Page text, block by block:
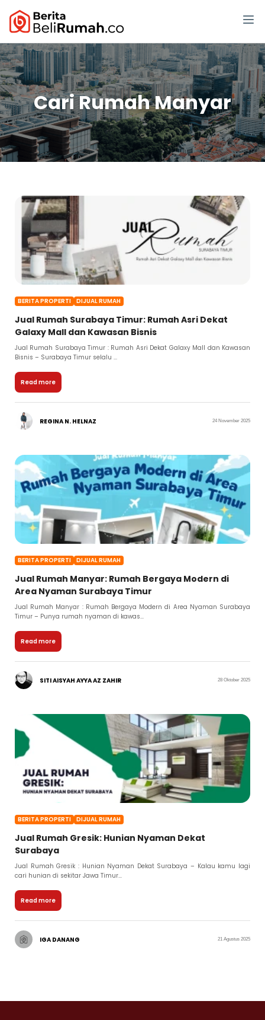
Cari Rumah Manyar
BERITA PROPERTI DIJUAL RUMAH
Jual Rumah Surabaya Timur: Rumah Asri Dekat
Galaxy Mall dan Kawasan Bisnis
Jual Rumah Surabaya Timur : Rumah Asri Dekat Galaxy Mall dan Kawasan
Bisnis – Surabaya Timur selalu ...
Read more
REGINA N. HELNAZ 24 November 2025
BERITA PROPERTI DIJUAL RUMAH
Jual Rumah Manyar: Rumah Bergaya Modern di
Area Nyaman Surabaya Timur
Jual Rumah Manyar : Rumah Bergaya Modern di Area Nyaman Surabaya
Timur – Punya rumah nyaman di kawas...
Read more
SITI AISYAH AYYA AZ ZAHIR 28 Oktober 2025
BERITA PROPERTI DIJUAL RUMAH
Jual Rumah Gresik: Hunian Nyaman Dekat
Surabaya
Jual Rumah Gresik : Hunian Nyaman Dekat Surabaya – Kalau kamu lagi
cari hunian di sekitar Jawa Timur...
Read more
IGA DANANG 21 Agustus 2025